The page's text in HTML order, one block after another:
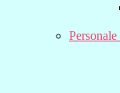
Personale